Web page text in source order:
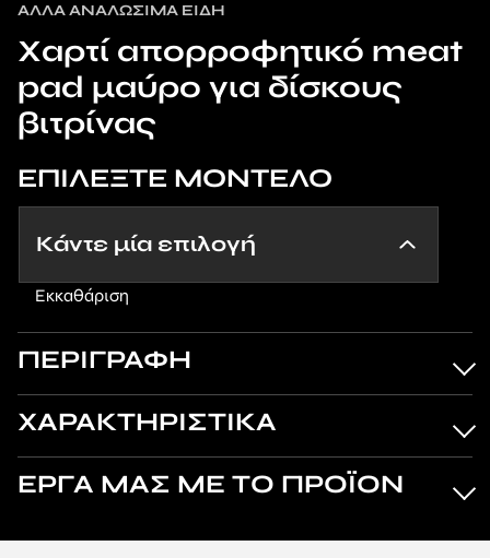
ΆΛΛΑ ΑΝΑΛΏΣΙΜΑ ΕΊΔΗ
Χαρτί απορροφητικό meat
pad μαύρο για δίσκους
βιτρίνας
ΕΠΙΛΕΞΤΕ ΜΟΝΤΕΛΟ
Εκκαθάριση
ΠΕΡΙΓΡΑΦΗ
ΧΑΡΑΚΤΗΡΙΣΤΙΚΑ
ΕΡΓΑ ΜΑΣ ΜΕ ΤΟ ΠΡΟΪΟΝ